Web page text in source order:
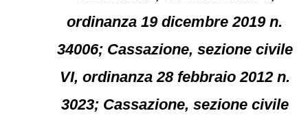
ordinanza 19 dicembre 2019 n.
34006; Cassazione, sezione civile
VI, ordinanza 28 febbraio 2012 n.
3023; Cassazione, sezione civile